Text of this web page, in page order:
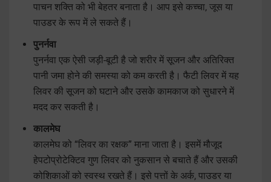
पाचन शक्ति को भी बेहतर बनाता है। आप इसे कच्चा, जूस या
पाउडर के रूप में ले सकते हैं।
पुनर्नवा
पुनर्नवा एक ऐसी जड़ी-बूटी है जो शरीर में सूजन और अतिरिक्त
पानी जमा होने की समस्या को कम करती है। फैटी लिवर में यह
लिवर की सूजन को घटाने और उसके कामकाज को सुधारने में
मदद कर सकती है।
कालमेघ
कालमेघ को “लिवर का रक्षक” माना जाता है। इसमें मौजूद
हेपटोप्रोटेक्टिव गुण लिवर को नुकसान से बचाते हैं और उसकी
कोशिकाओं को स्वस्थ रखते हैं। इसे पत्तों के अर्क, पाउडर या